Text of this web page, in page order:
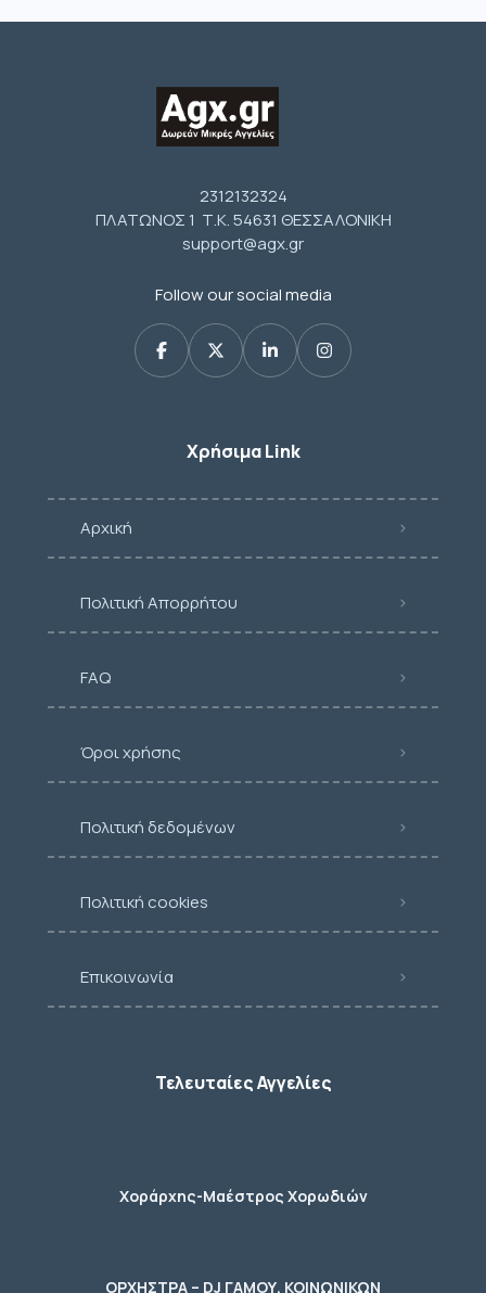
2312132324
ΠΛΑΤΩΝΟΣ 1 Τ.Κ. 54631 ΘΕΣΣΑΛΟΝΙΚΗ
support@agx.gr
Follow our social media
Χρήσιμα Link
Αρχική
Πολιτική Απορρήτου
FAQ
Όροι χρήσης
Πολιτική δεδομένων
Πολιτική cookies
Επικοινωνία
Τελευταίες Αγγελίες
Χοράρχης-Μαέστρος Χορωδιών
ΟΡΧΗΣΤΡΑ – DJ ΓΑΜΟΥ, ΚΟΙΝΩΝΙΚΩΝ